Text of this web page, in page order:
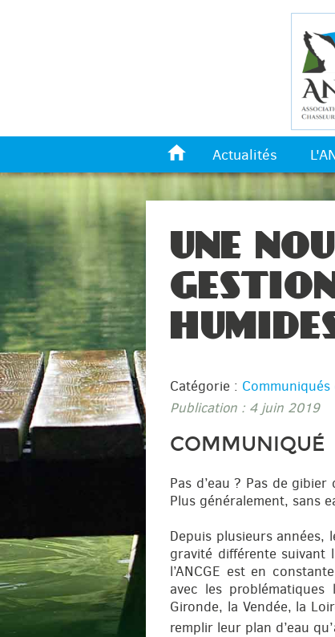
* Actualités
UNE
Catégorie : Communiqués
Publication : 4 juin 2019
COMMUNIQUÉ
Pas d’eau ? Pas de
Plus généralement, sans
Depuis plusieurs années,
gravité différente suivant
l’ANCGE est en
avec les
Gironde, la Vendée, la
remplir leur plan d’eau